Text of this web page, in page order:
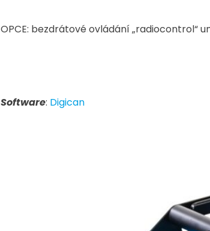
OPCE: bezdrátové ovládání „radiocontrol“
Software: Digican